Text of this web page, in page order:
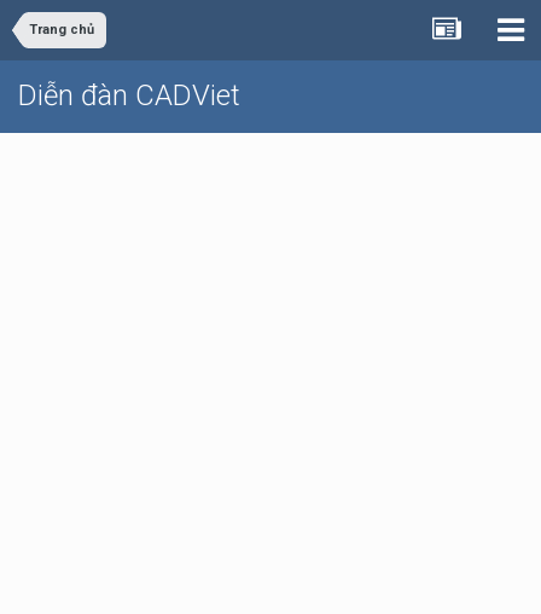
Trang chủ
Diễn đàn CADViet